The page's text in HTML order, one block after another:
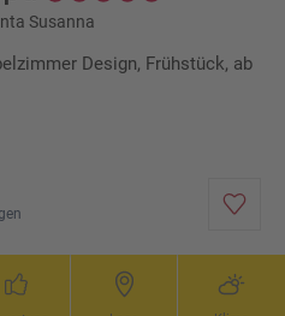
Susanna
Design, Frühstück, ab